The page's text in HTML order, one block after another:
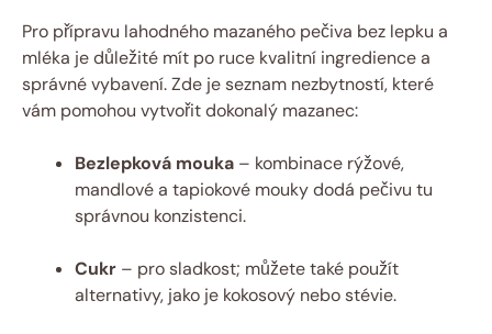
Pro přípravu lahodného mazaného ⁣pečiva bez‍ lepku a
mléka ‌je důležité ⁤mít⁣ po⁤ ruce ⁣kvalitní ​ingredience a
správné ‌vybavení.⁣ Zde je seznam nezbytností, které
vám pomohou vytvořit dokonalý mazanec:
Bezlepková mouka –⁣ kombinace ⁣rýžové,
mandlové a ⁣tapiokové mouky dodá pečivu ‌tu
správnou⁣ konzistenci.
Cukr – pro sladkost; můžete také použít
alternativy, jako je⁣ kokosový ‍nebo stévie.